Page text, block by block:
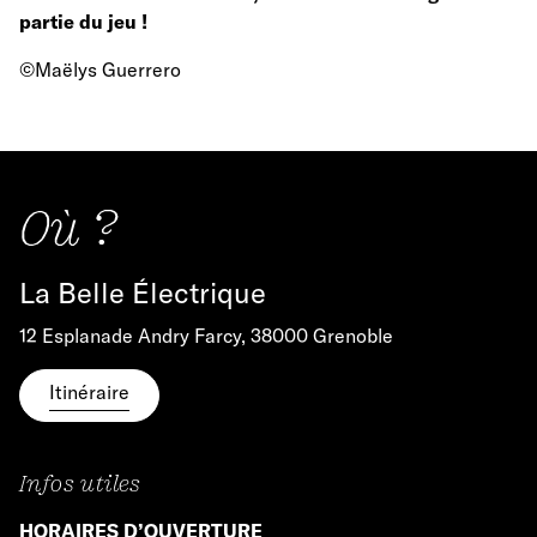
partie du jeu !
©Maëlys Guerrero
Où ?
La Belle Électrique
12 Esplanade Andry Farcy, 38000 Grenoble
Itinéraire
Infos utiles
HORAIRES D’OUVERTURE